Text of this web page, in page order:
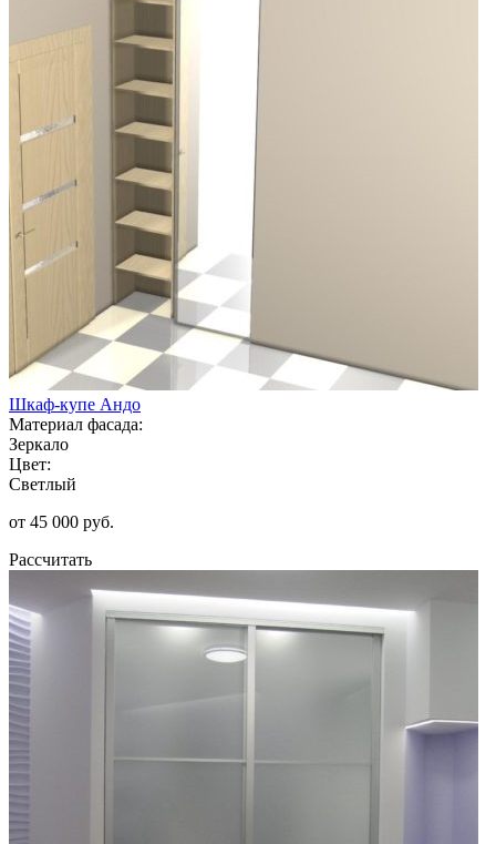
Шкаф-купе Андо
Материал фасада:
Зеркало
Цвет:
Светлый
от 45 000 руб.
Рассчитать